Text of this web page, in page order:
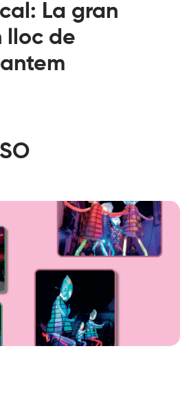
La gran
lloc de